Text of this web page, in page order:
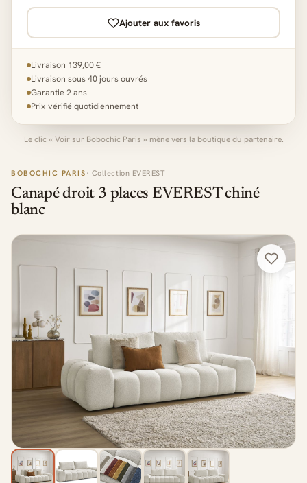
BOBOCHIC PARIS · Collection EVEREST
Canapé droit 3 places EVEREST chiné
blanc
Ajouter aux favoris
Livraison 139,00 €
Livraison sous 40 jours ouvrés
Garantie 2 ans
Prix vérifié quotidiennement
Le clic « Voir sur Bobochic Paris » mène vers la boutique du partenaire.